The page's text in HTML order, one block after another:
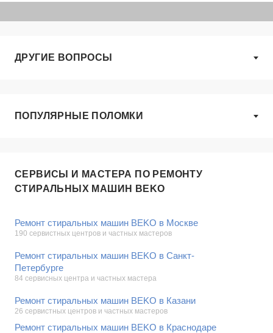
ДРУГИЕ ВОПРОСЫ
ПОПУЛЯРНЫЕ ПОЛОМКИ
СЕРВИСЫ И МАСТЕРА ПО РЕМОНТУ
СТИРАЛЬНЫХ МАШИН BEKO
Ремонт стиральных машин BEKO в Москве
190 сервистных центров и частных мастеров
Ремонт стиральных машин BEKO в Санкт-
Петербурге
84 сервисных центра и частных мастера
Ремонт стиральных машин BEKO в Казани
26 сервистных центров и частных мастеров
Ремонт стиральных машин BEKO в Краснодаре